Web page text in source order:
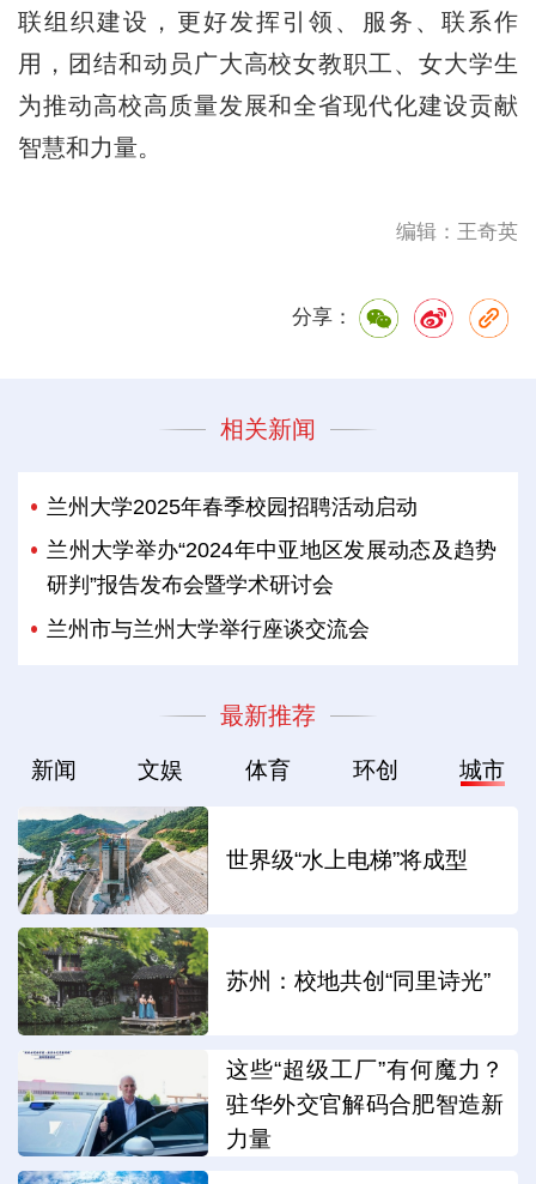
联组织建设，更好发挥引领、服务、联系作
用，团结和动员广大高校女教职工、女大学生
为推动高校高质量发展和全省现代化建设贡献
智慧和力量。
编辑：王奇英
分享：
相关新闻
兰州大学2025年春季校园招聘活动启动
兰州大学举办“2024年中亚地区发展动态及趋势
研判”报告发布会暨学术研讨会
兰州市与兰州大学举行座谈交流会
最新推荐
新闻 文娱 体育 环创 城市
世界级“水上电梯”将成型
苏州：校地共创“同里诗光”
这些“超级工厂”有何魔力？
驻华外交官解码合肥智造新
力量